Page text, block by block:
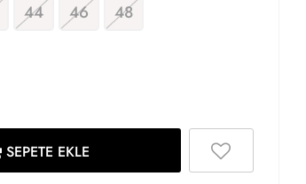
44 46 48
SEPETE EKLE